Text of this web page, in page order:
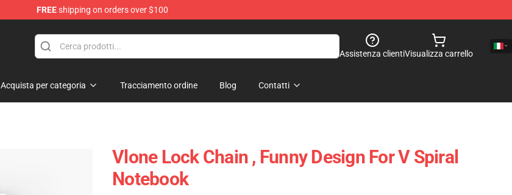
FREEshipping on orders over $100
Assistenza clientiVisualizza carrello
Acquista per categoria Tracciamento ordine Blog Contatti
Vlone Lock Chain , Funny Design For V Spiral
Notebook